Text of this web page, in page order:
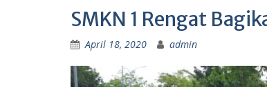
SMKN 1 Rengat
April 18, 2020 admin